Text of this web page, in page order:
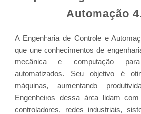
Automação
A Engenharia de Controle e
que une conhecimentos de
mecânica e computação
automatizados. Seu objetivo é
máquinas, aumentando
Engenheiros dessa área lidam
controladores, redes industriais,